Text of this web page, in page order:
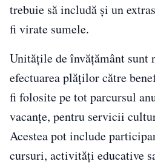
trebuie să includă și un
fi virate sumele.
Unitățile de învățământ sunt
efectuarea plăților către
fi folosite pe tot parcursul
vacanțe, pentru servicii
Acestea pot include
cursuri, activități educative